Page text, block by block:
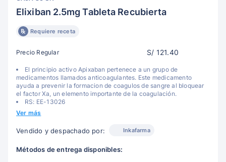
Elixiban 2.5mg Tableta Recubierta
Requiere receta
Precio Regular S/ 121.40
El principio activo Apixaban pertenece a un grupo de
medicamentos llamados anticoagulantes. Este medicamento
ayuda a prevenir la formacion de coagulos de sangre al bloquear
el factor Xa, un elemento importante de la coagulación.
RS: EE-13026
Ver más
Vendido y despachado por: Inkafarma
Métodos de entrega disponibles: